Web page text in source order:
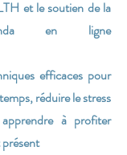
et le soutien de la
en ligne
efficaces pour
réduire le stress
à profiter